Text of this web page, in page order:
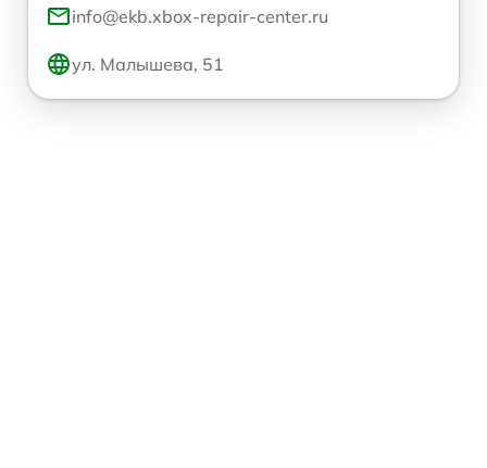
info@ekb.xbox-repair-center.ru
ул. Малышева, 51